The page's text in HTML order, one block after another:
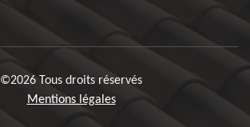
©2026 Tous droits réservés
Mentions légales